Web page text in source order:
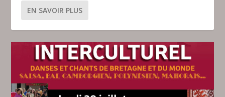
EN SAVOIR PLUS